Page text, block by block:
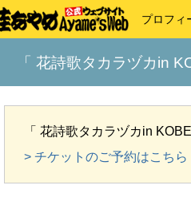
プロフィ
「 花詩歌タカラヅカin
「 花詩歌タカラヅカin
> チケットのご予約はこちら